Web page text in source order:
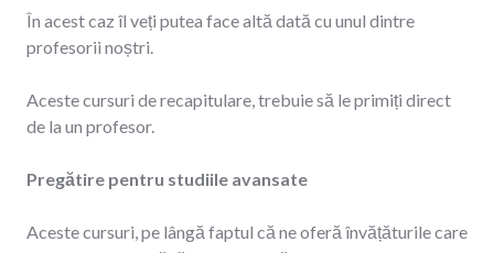
În acest caz îl veți putea face altă dată cu unul dintre
profesorii noștri.
Aceste cursuri de recapitulare, trebuie să le primiți direct
de la un profesor.
Pregătire pentru studiile avansate
Aceste cursuri, pe lângă faptul că ne oferă învățăturile care